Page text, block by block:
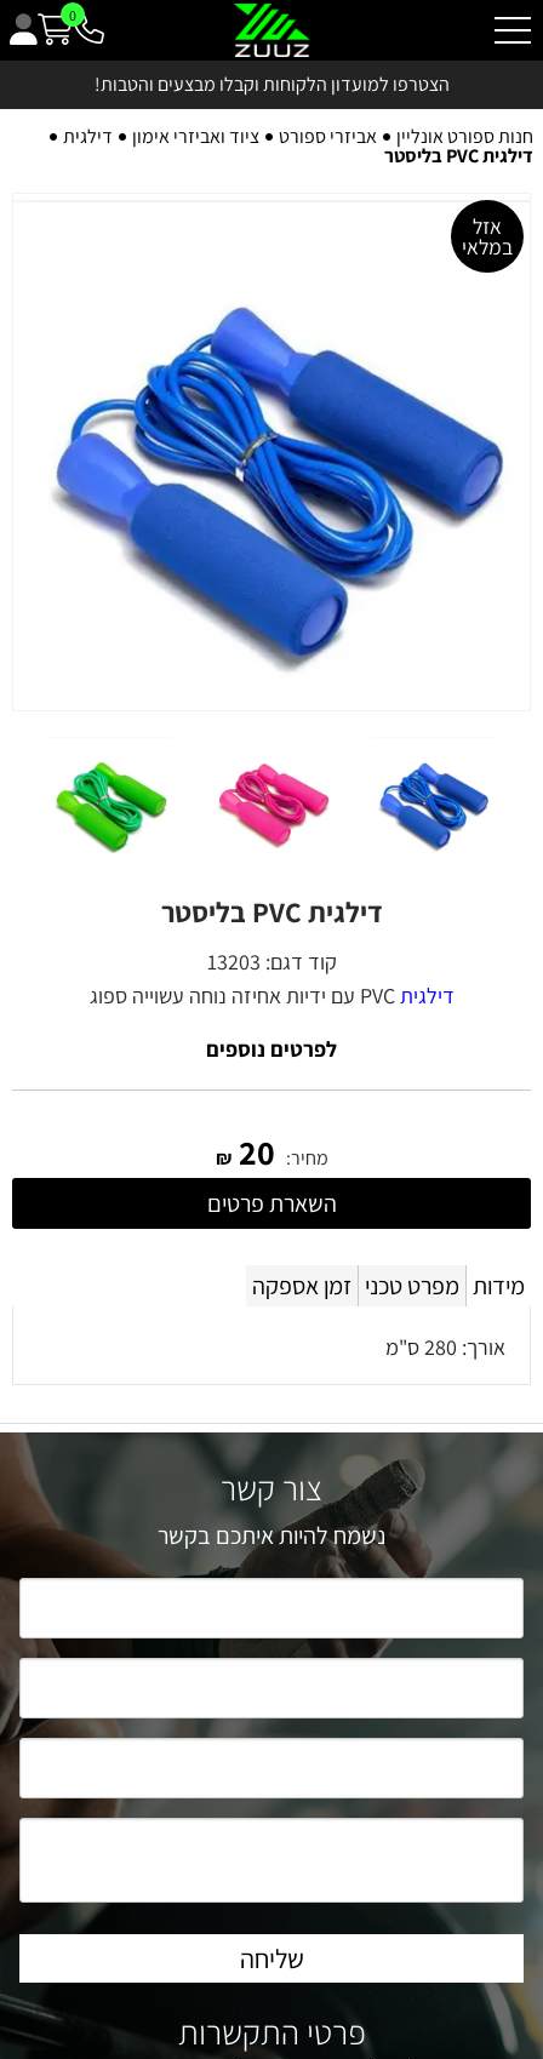
0
הצטרפו למועדון הלקוחות וקבלו מבצעים והטבות!
חנות ספורט אונליין אביזרי ספורט ציוד ואביזרי אימון דילגית
דילגית PVC בליסטר
אזל
במלאי
דילגית PVC בליסטר
קוד דגם: 13203
דילגיתPVC עם ידיות אחיזה נוחה עשוייה ספוג
לפרטים נוספים
מחיר: 20
₪
השארת פרטים
מידות מפרט טכני זמן אספקה
אורך: 280 ס"מ
צור קשר
נשמח להיות איתכם בקשר
פרטי התקשרות